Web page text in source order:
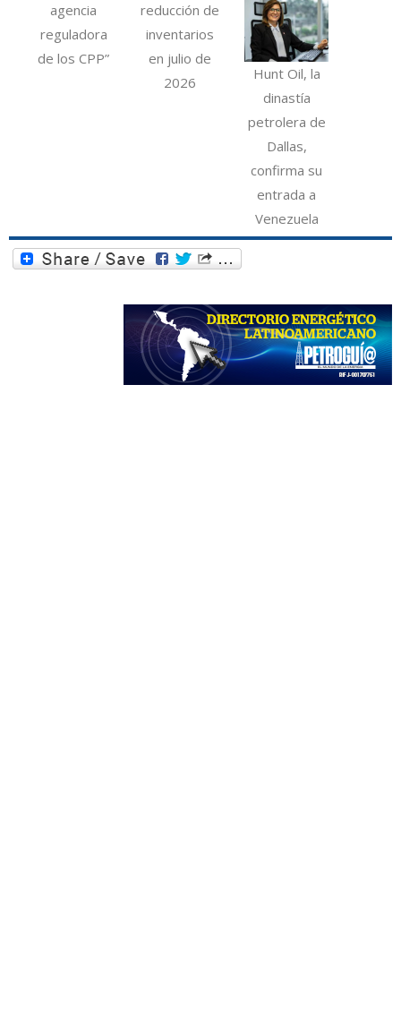
agencia
reguladora
de los CPP”
reducción de
inventarios
en julio de
2026
Hunt Oil, la
dinastía
petrolera de
Dallas,
confirma su
entrada a
Venezuela